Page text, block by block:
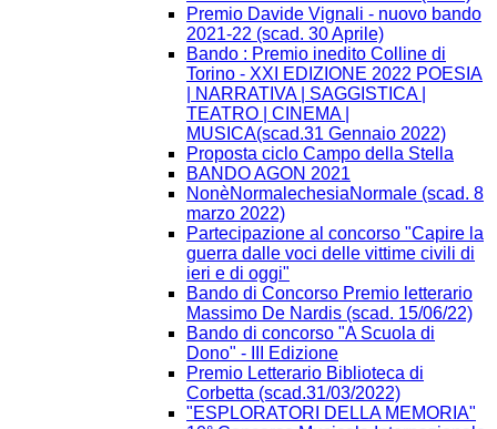
Premio Davide Vignali - nuovo bando
2021-22 (scad. 30 Aprile)
Bando : Premio inedito Colline di
Torino - XXI EDIZIONE 2022 POESIA
| NARRATIVA | SAGGISTICA |
TEATRO | CINEMA |
MUSICA(scad.31 Gennaio 2022)
Proposta ciclo Campo della Stella
BANDO AGON 2021
NonèNormalechesiaNormale (scad. 8
marzo 2022)
Partecipazione al concorso "Capire la
guerra dalle voci delle vittime civili di
ieri e di oggi"
Bando di Concorso Premio letterario
Massimo De Nardis (scad. 15/06/22)
Bando di concorso "A Scuola di
Dono" - III Edizione​
Premio Letterario Biblioteca di
Corbetta (scad.31/03/2022)
"ESPLORATORI DELLA MEMORIA"